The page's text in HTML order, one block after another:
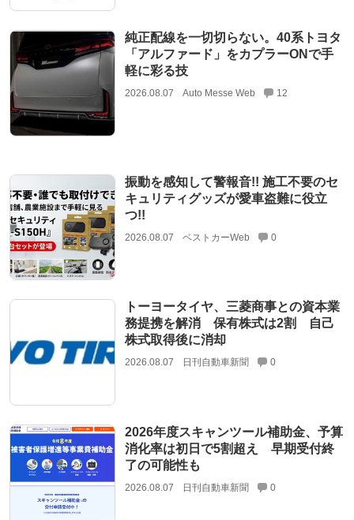
純正配線を一切切らない。40系トヨタ
「アルファード」をカプラーONで手
軽に彩る技
2026.08.07 Auto Messe Web 12
振動を感知して警報音!! 施工不要のセ
キュリティグッズが愛車盗難に役立
つ!!
2026.08.07 ベストカーWeb 0
トーヨータイヤ、三菱商事との資本業
務提携を解消 保有株式は2割 自己
株式取得後に消却
2026.08.07 日刊自動車新聞 0
2026年度スキャンツール補助金、予算
消化率は初日で5割超え 早期受付終
了の可能性も
2026.08.07 日刊自動車新聞 0